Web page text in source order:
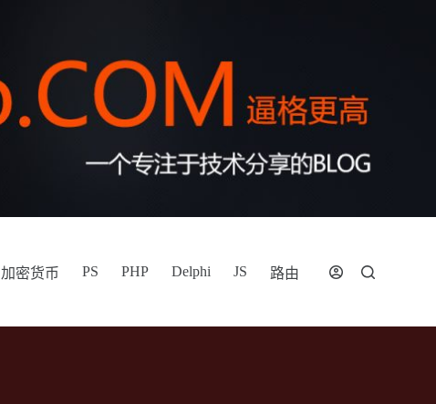
加密货币 PS PHP Delphi JS 路由